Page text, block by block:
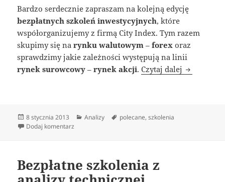
Bardzo serdecznie zapraszam na kolejną edycję
bezpłatnych szkoleń inwestycyjnych, które
współorganizujemy z firmą City Index. Tym razem
skupimy się narynku walutowym –forex oraz
sprawdzimy jakie zależności występują na linii
rynek surowcowy –rynek akcji.Czytaj dalej Darmowe
Data
publikacji
8 stycznia 2013 Kategorie
Analizy Tagi
polecane,szkolenia
Dodaj komentarz
Bezpłatne szkolenia z